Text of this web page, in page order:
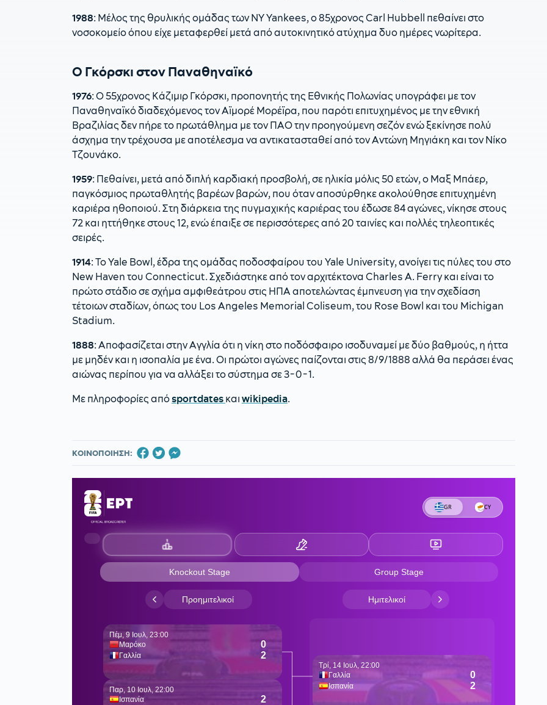
1988: Μέλος της θρυλικής ομάδας των NY Yankees, ο 85χρονος Carl Hubbell πεθαίνει στο
νοσοκομείο όπου είχε μεταφερθεί μετά από αυτοκινητικό ατύχημα δυο ημέρες νωρίτερα.
Ο Γκόρσκι στον Παναθηναϊκό
1976: Ο 55χρονος Κάζιμιρ Γκόρσκι, προπονητής της Εθνικής Πολωνίας υπογράφει με τον
Παναθηναϊκό διαδεχόμενος τον Αϊμορέ Μορέϊρα, που παρότι επιτυχημένος με την εθνική
Βραζιλίας δεν πήρε το πρωτάθλημα με τον ΠΑΟ την προηγούμενη σεζόν ενώ ξεκίνησε πολύ
άσχημα την τρέχουσα με αποτέλεσμα να αντικατασταθεί από τον Αντώνη Μηγιάκη και τον Νίκο
Τζουνάκο.
1959: Πεθαίνει, μετά από διπλή καρδιακή προσβολή, σε ηλικία μόλις 50 ετών, ο Μαξ Μπάερ,
παγκόσμιος πρωταθλητής βαρέων βαρών, που όταν αποσύρθηκε ακολούθησε επιτυχημένη
καριέρα ηθοποιού. Στη διάρκεια της πυγμαχικής καριέρας του έδωσε 84 αγώνες, νίκησε στους
72 και ηττήθηκε στους 12, ενώ έπαιξε σε περισσότερες από 20 ταινίες και πολλές τηλεοπτικές
σειρές.
1914: Το Yale Bowl, έδρα της ομάδας ποδοσφαίρου του Yale University, ανοίγει τις πύλες του στο
New Haven του Connecticut. Σχεδιάστηκε από τον αρχιτέκτονα Charles A. Ferry και είναι το
πρώτο στάδιο σε σχήμα αμφιθεάτρου στις ΗΠΑ αποτελώντας έμπνευση για την σχεδίαση
τέτοιων σταδίων, όπως του Los Angeles Memorial Coliseum, του Rose Bowl και του Michigan
Stadium.
1888: Αποφασίζεται στην Αγγλία ότι η νίκη στο ποδόσφαιρο ισοδυναμεί με δύο βαθμούς, η ήττα
με μηδέν και η ισοπαλία με ένα. Οι πρώτοι αγώνες παίζονται στις 8/9/1888 αλλά θα περάσει ένας
αιώνας περίπου για να αλλάξει το σύστημα σε 3-0-1.
Με πληροφορίες απόsportdates και wikipedia.
ΚΟΙΝΟΠΟΙΗΣΗ: